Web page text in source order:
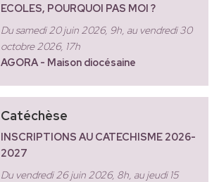
ECOLES, POURQUOI PAS MOI ?
Du samedi 20 juin 2026, 9h, au vendredi 30
octobre 2026, 17h
AGORA - Maison diocésaine
Catéchèse
INSCRIPTIONS AU CATECHISME 2026-
2027
Du vendredi 26 juin 2026, 8h, au jeudi 15